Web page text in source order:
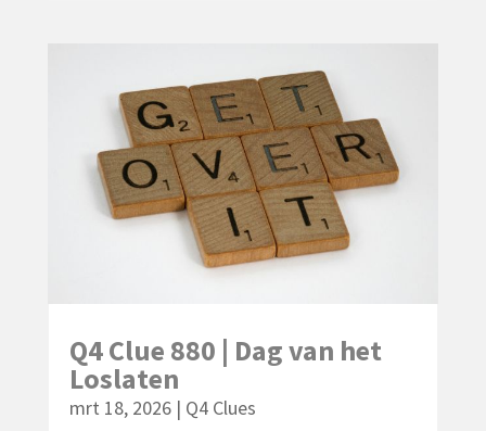
Q4 Clue 880 | Dag van het
Loslaten
mrt 18, 2026| Q4 Clues